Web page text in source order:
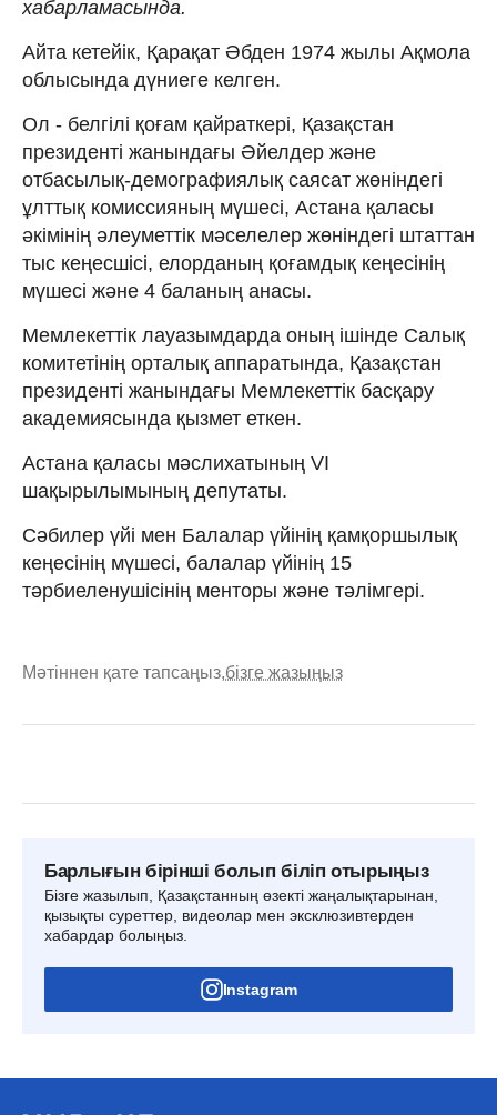
хабарламасында.
Айта кетейік, Қарақат Әбден 1974 жылы Ақмола
облысында дүниеге келген.
Ол - белгілі қоғам қайраткері, Қазақстан
президенті жанындағы Әйелдер және
отбасылық-демографиялық саясат жөніндегі
ұлттық комиссияның мүшесі, Астана қаласы
әкімінің әлеуметтік мәселелер жөніндегі штаттан
тыс кеңесшісі, елорданың қоғамдық кеңесінің
мүшесі және 4 баланың анасы.
Мемлекеттік лауазымдарда оның ішінде Салық
комитетінің орталық аппаратында, Қазақстан
президенті жанындағы Мемлекеттік басқару
академиясында қызмет еткен.
Астана қаласы мәслихатының VI
шақырылымының депутаты.
Сәбилер үйі мен Балалар үйінің қамқоршылық
кеңесінің мүшесі, балалар үйінің 15
тәрбиеленушісінің менторы және тәлімгері.
Мәтіннен қате тапсаңыз,бізге жазыңыз
Барлығын бірінші болып біліп отырыңыз
Бізге жазылып, Қазақстанның өзекті жаңалықтарынан,
қызықты суреттер, видеолар мен эксклюзивтерден
хабардар болыңыз.
Instagram